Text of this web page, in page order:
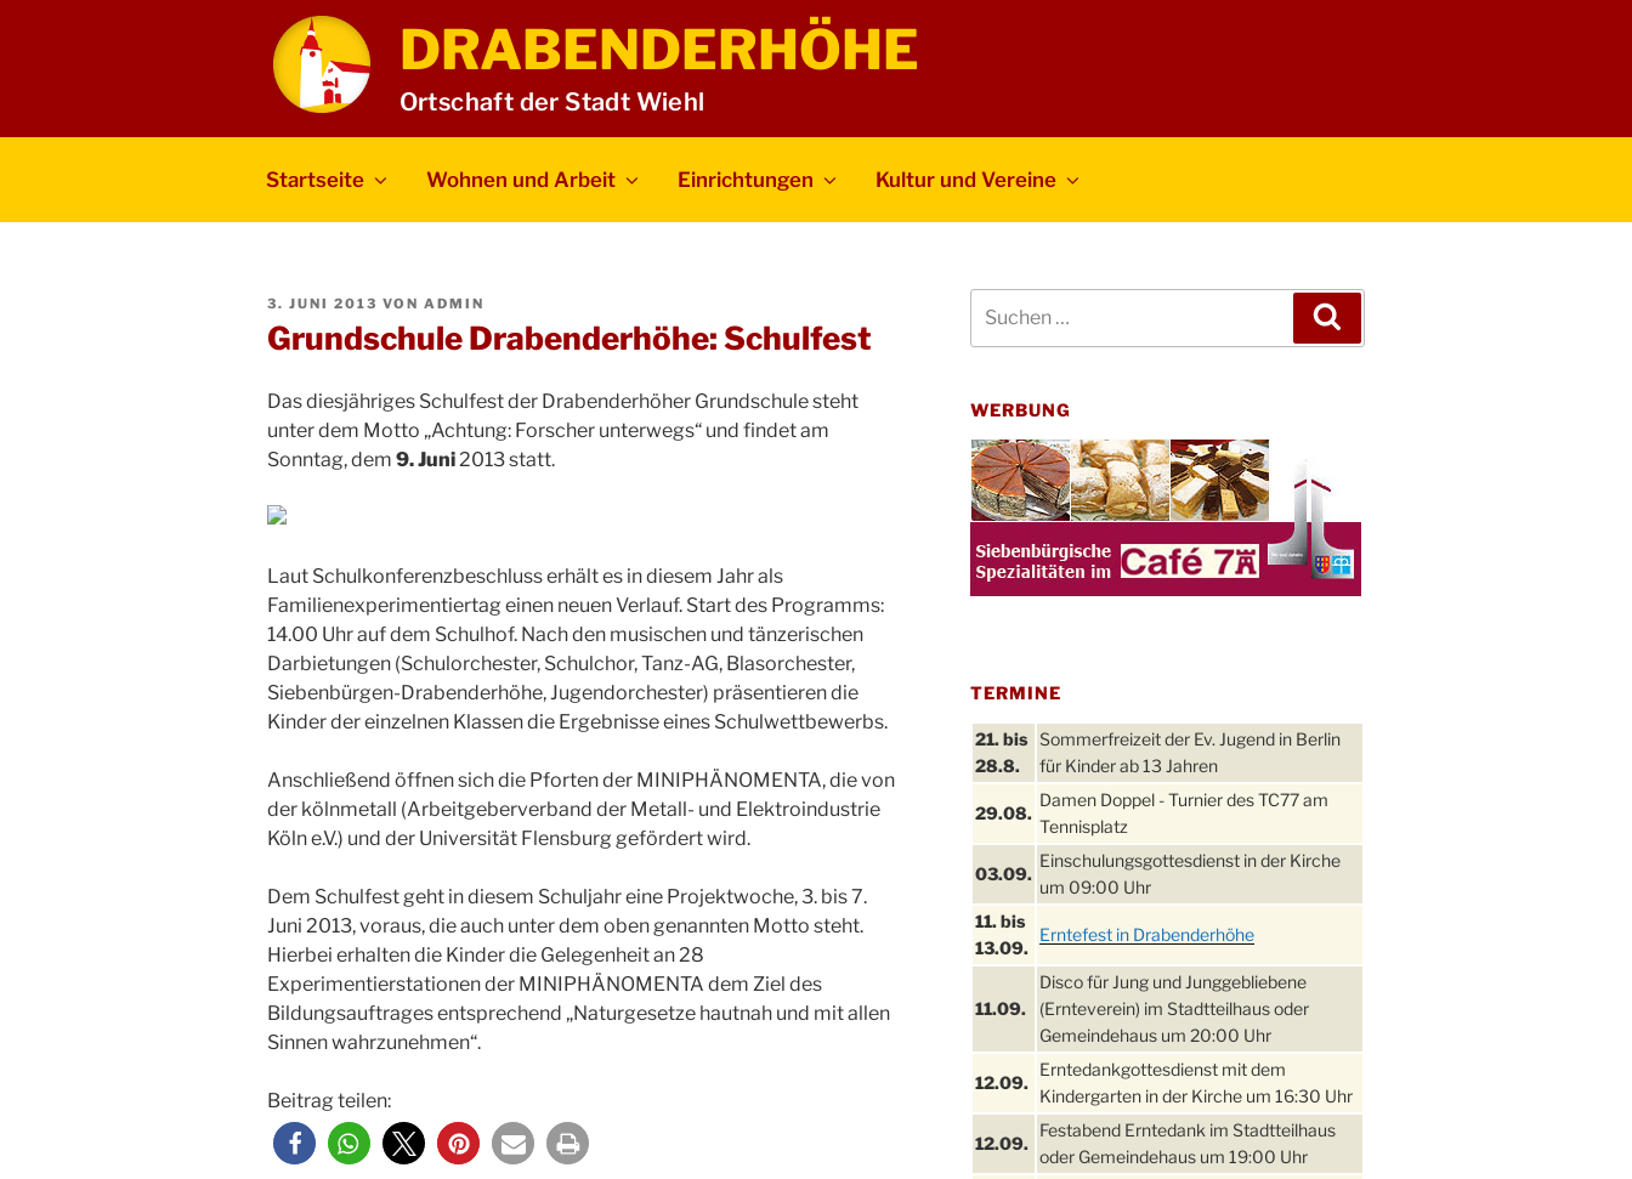
DRABENDERHÖHE
Ortschaft der Stadt Wiehl
Startseite Wohnen und Arbeit Einrichtungen Kultur und Vereine
VERÖFFENTLICHT
3. JUNI 2013 VON ADMIN
Grundschule Drabenderhöhe: Schulfest
Das diesjähriges Schulfest der Drabenderhöher Grundschule steht
unter dem Motto „Achtung: Forscher unterwegs“ und findet am
Sonntag, dem 9. Juni2013 statt.
Laut Schulkonferenzbeschluss erhält es in diesem Jahr als
Familienexperimentiertag einen neuen Verlauf. Start des Programms:
14.00 Uhr auf dem Schulhof. Nach den musischen und tänzerischen
Darbietungen (Schulorchester, Schulchor, Tanz-AG, Blasorchester,
Siebenbürgen-Drabenderhöhe, Jugendorchester) präsentieren die
Kinder der einzelnen Klassen die Ergebnisse eines Schulwettbewerbs.
Anschließend öffnen sich die Pforten der MINIPHÄNOMENTA, die von
der kölnmetall (Arbeitgeberverband der Metall- und Elektroindustrie
Köln e.V.) und der Universität Flensburg gefördert wird.
Dem Schulfest geht in diesem Schuljahr eine Projektwoche, 3. bis 7.
Juni 2013, voraus, die auch unter dem oben genannten Motto steht.
Hierbei erhalten die Kinder die Gelegenheit an 28
Experimentierstationen der MINIPHÄNOMENTA dem Ziel des
Bildungsauftrages entsprechend „Naturgesetze hautnah und mit allen
Sinnen wahrzunehmen“.
Beitrag teilen:
nach:
WERBUNG
TERMINE
21. bis
28.8.
Sommerfreizeit der Ev. Jugend in Berlin
für Kinder ab 13 Jahren
29.08.
Damen Doppel - Turnier des TC77 am
Tennisplatz
03.09.
Einschulungsgottesdienst in der Kirche
um 09:00 Uhr
11. bis
13.09.
Erntefest in Drabenderhöhe
11.09.
Disco für Jung und Junggebliebene
(Ernteverein) im Stadtteilhaus oder
Gemeindehaus um 20:00 Uhr
12.09.
Erntedankgottesdienst mit dem
Kindergarten in der Kirche um 16:30 Uhr
12.09.
Festabend Erntedank im Stadtteilhaus
oder Gemeindehaus um 19:00 Uhr